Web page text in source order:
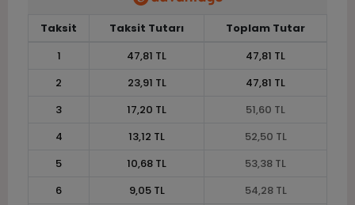
Taksit Taksit Tutarı
Toplam Tutar
1
47,81 TL
47,81 TL
2
23,91 TL
47,81 TL
3
17,20 TL
51,60 TL
4
13,12 TL
52,50 TL
5
10,68 TL
53,38 TL
6
9,05 TL
54,28 TL